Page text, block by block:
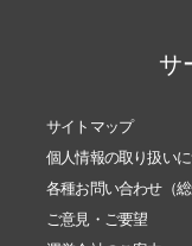
サ
サイトマップ
個人情報の取り扱い
各種お問い合わせ（総
ご意見・ご要望